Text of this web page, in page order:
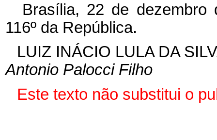
Brasília, 22 de dezembro
116º da República.
LUIZ INÁCIO LULA DA
Antonio Palocci Filho
Este texto não substitui o